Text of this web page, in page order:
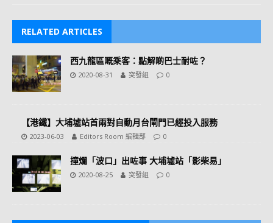
RELATED ARTICLES
西九龍區嘅乘客：點解啲巴士耐咗？
2020-08-31 突發組 0
【港鐵】大埔墟站首兩對自動月台閘門已經投入服務
2023-06-03 Editors Room 編輯部 0
撞爛「波口」出咗事 大埔墟站「影柴易」
2020-08-25 突發組 0